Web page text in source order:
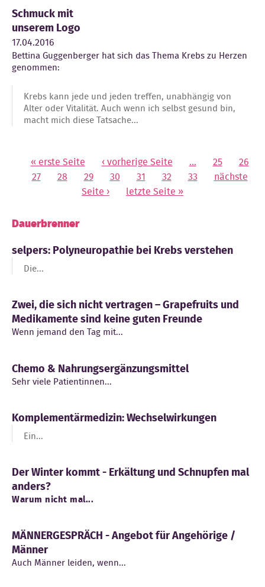
Schmuck mit
unserem Logo
17.04.2016
Bettina Guggenberger hat sich das Thema Krebs zu Herzen
genommen:
Krebs kann jede und jeden treffen, unabhängig von
Alter oder Vitalität. Auch wenn ich selbst gesund bin,
macht mich diese Tatsache...
Seiten« erste Seite ‹ vorherige Seite … 25
26
27
28 29 30 31 32 33
nächste
Seite ›
letzte Seite »
Dauerbrenner
selpers: Polyneuropathie bei Krebs verstehen
Die...
Zwei, die sich nicht vertragen – Grapefruits und
Medikamente sind keine guten Freunde
Wenn jemand den Tag mit...
Chemo & Nahrungsergänzungsmittel
Sehr viele Patientinnen...
Komplementärmedizin: Wechselwirkungen
Ein...
Der Winter kommt - Erkältung und Schnupfen mal
anders?
Warum nicht mal...
MÄNNERGESPRÄCH - Angebot für Angehörige /
Männer
Auch Männer leiden, wenn...